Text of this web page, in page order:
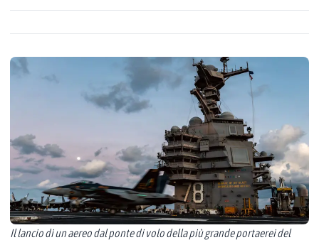
Il lancio di un aereo dal ponte di volo della più grande portaerei del